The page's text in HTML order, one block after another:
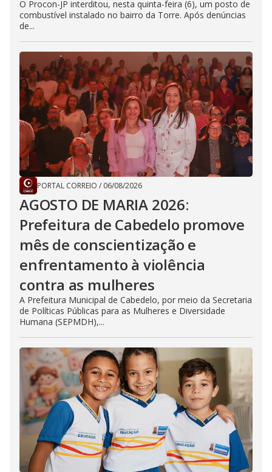
O Procon-JP interditou, nesta quinta-feira (6), um posto de
combustível instalado no bairro da Torre. Após denúncias
de...
PORTAL CORREIO / 06/08/2026
AGOSTO DE MARIA 2026:
Prefeitura de Cabedelo promove
mês de conscientização e
enfrentamento à violência
contra as mulheres
A Prefeitura Municipal de Cabedelo, por meio da Secretaria
de Políticas Públicas para as Mulheres e Diversidade
Humana (SEPMDH),...